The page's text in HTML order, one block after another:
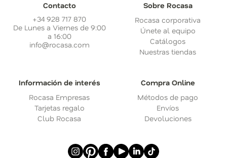
Contacto
+34 928 717 870
De Lunes a Viernes de 9:00
a 16:00
info@rocasa.com
Sobre Rocasa
Rocasa corporativa
Únete al equipo
Catálogos
Nuestras tiendas
Información de interés
Rocasa Empresas
Tarjetas regalo
Club Rocasa
Compra Online
Métodos de pago
Envíos
Devoluciones